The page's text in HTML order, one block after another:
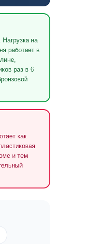
. Нагрузка на
работает в
раз в 6
как
и тем